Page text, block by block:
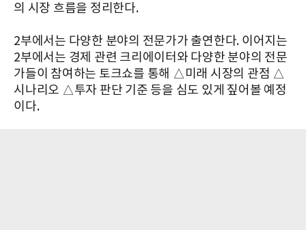
의 시장 흐름을 정리한다.
2부에서는 다양한 분야의 전문가가 출연한다. 이어지는
2부에서는 경제 관련 크리에이터와 다양한 분야의 전문
가들이 참여하는 토크쇼를 통해 △미래 시장의 관점 △
시나리오 △투자 판단 기준 등을 심도 있게 짚어볼 예정
이다.